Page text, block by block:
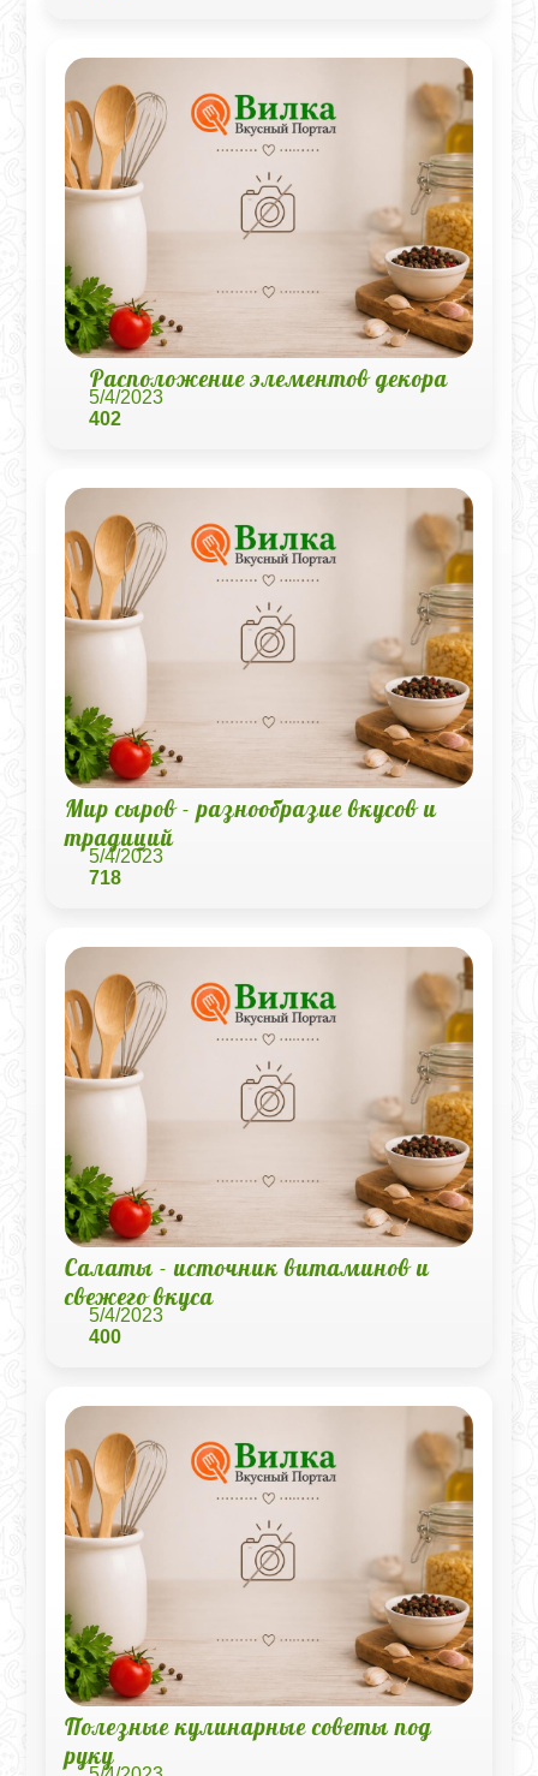
Расположение элементов декора
5/4/2023
402
Мир сыров - разнообразие вкусов и
традиций
5/4/2023
718
Салаты - источник витаминов и
свежего вкуса
5/4/2023
400
Полезные кулинарные советы под
руку